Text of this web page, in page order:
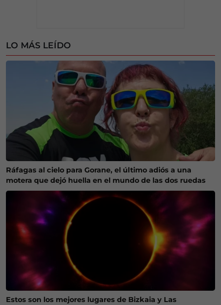
LO MÁS LEÍDO
Ráfagas al cielo para Gorane, el último adiós a una
motera que dejó huella en el mundo de las dos ruedas
Estos son los mejores lugares de Bizkaia y Las